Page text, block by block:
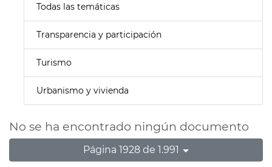
Todas las temáticas
Transparencia y participación
Turismo
Urbanismo y vivienda
No se ha encontrado ningún documento
Página 1928 de 1.991